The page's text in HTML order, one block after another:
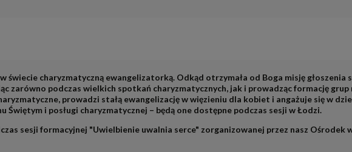
świecie charyzmatyczną ewangelizatorką. Odkąd otrzymała od Boga misję
zarówno podczas wielkich spotkań charyzmatycznych, jak i prowadząc formację
prowadzi stałą ewangelizację w więzieniu dla kobiet i angażuje się w
Świętym i posługi charyzmatycznej – będą one dostępne podczas sesji w Łodzi.
sesji formacyjnej "Uwielbienie uwalnia serce" zorganizowanej przez nasz Ośrodek